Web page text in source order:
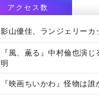
アクセス数
影山優佳、ランジェリーカ
『風、薫る』中村倫也演
明
『映画ちいかわ』怪物は